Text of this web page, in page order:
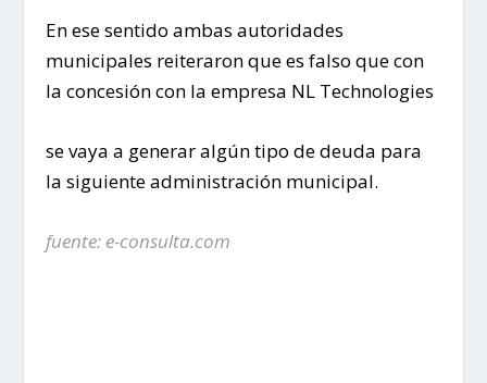
En ese sentido ambas autoridades
municipales reiteraron que es falso que con
la concesión con la empresa NL Technologies
se vaya a generar algún tipo de deuda para
la siguiente administración municipal.
fuente: e-consulta.com